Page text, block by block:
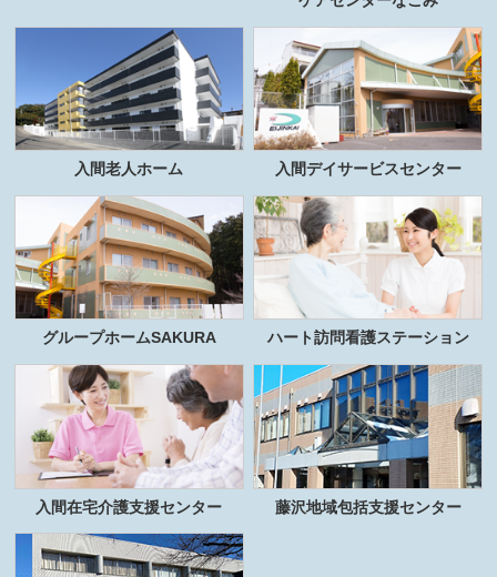
入間老人ホーム 入間デイサービスセンター
グループホームSAKURA ハート訪問看護ステーション
入間在宅介護支援センター 藤沢地域包括支援センター